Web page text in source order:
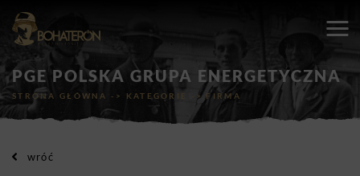
PGE POLSKA GRUPA ENERGETYCZNA
STRONA GŁÓWNA -> KATEGORIE ->FIRMA
wróć